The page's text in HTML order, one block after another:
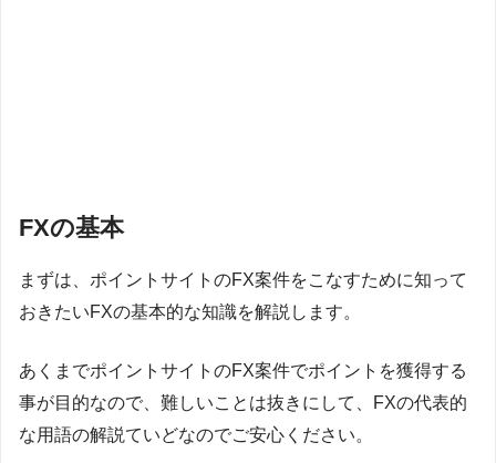
FXの基本
まずは、ポイントサイトのFX案件をこなすために知って
おきたいFXの基本的な知識を解説します。
あくまでポイントサイトのFX案件でポイントを獲得する
事が目的なので、難しいことは抜きにして、FXの代表的
な用語の解説ていどなのでご安心ください。